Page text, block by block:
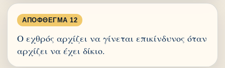
ΑΠΌΦΘΕΓΜΑ 12
Ο εχθρός αρχίζει να γίνεται επικίνδυνος όταν
αρχίζει να έχει δίκιο.